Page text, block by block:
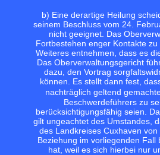
b) Eine derartige Heilung
seinem Beschluss vom 24.
nicht geeignet. Das
Fortbestehen enger Kontakte
Weiteres entnehmen, dass es
Das Oberverwaltungsgericht
dazu, den Vortrag
können. Es stellt dann fest,
nachträglich geltend
Beschwerdeführers zu
berücksichtigungsfähig seien.
gilt ungeachtet des Umstandes,
des Landkreises Cuxhaven
Beziehung im vorliegenden
hat, weil es sich hierbei nur